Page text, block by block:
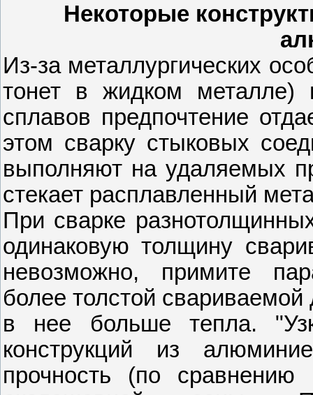
Некоторые
Из-за металлургических
тонет в жидком металле)
сплавов предпочтение
этом сварку стыковых
выполняют на удаляемых
стекает расплавленный
При сварке
одинаковую толщину
невозможно, примите
более толстой
в нее больше тепла.
конструкций из
прочность (по